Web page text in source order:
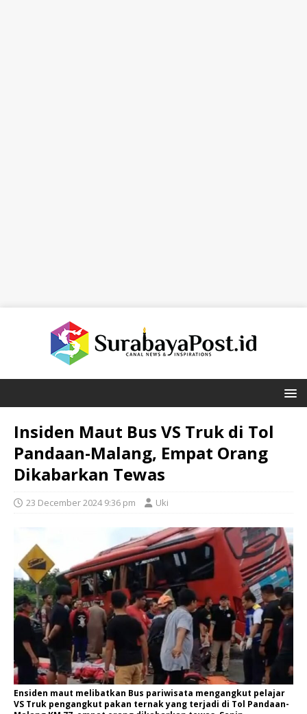
Insiden Maut Bus VS Truk di Tol
Pandaan-Malang, Empat Orang
Dikabarkan Tewas
23 December 2024 9:36 pm Uki
Ensiden maut melibatkan Bus pariwisata mengangkut pelajar
VS Truk pengangkut pakan ternak yang terjadi di Tol Pandaan-